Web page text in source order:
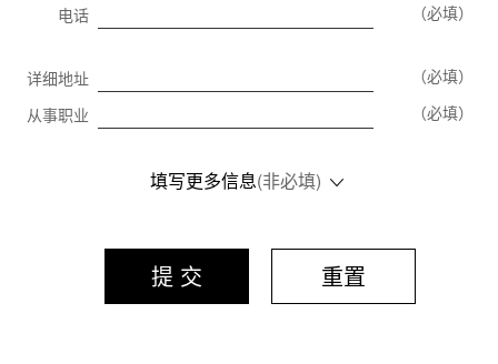
电话
（必填）
详细地址
（必填）
从事职业
（必填）
填写更多信息(非必填)
提 交 重置